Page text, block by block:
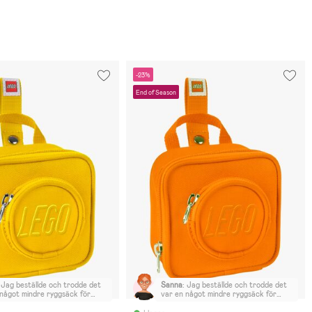
Jag beställde och trodde det
mindre ryggsäck för
-23%
End of Season
Sanna: Jag beställde och trodde det
var en något mindre ryggsäck för